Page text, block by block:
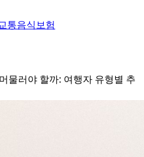
통음식보험
물러야 할까: 여행자 유형별 추